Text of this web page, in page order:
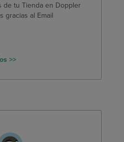
de tu Tienda en Doppler
gracias al Email
>>